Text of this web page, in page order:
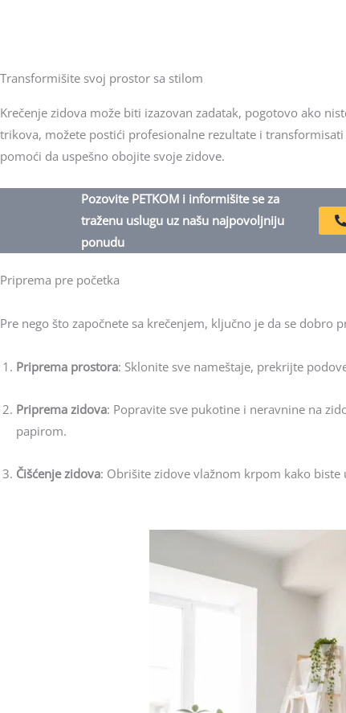
Transformišite svoj prostor sa stilom
Krečenje zidova može biti izazovan zadatak, pogotovo ako
trikova, možete postići profesionalne rezultate i
pomoći da uspešno obojite svoje zidove.
Pozovite PETKOM i informišite se za
traženu uslugu uz našu najpovoljniju
ponudu
Priprema pre početka
Pre nego što započnete sa krečenjem, ključno je da se dobro
Priprema prostora: Sklonite sve nameštaje, prekrijte
Priprema zidova: Popravite sve pukotine i neravnine na
papirom.
Čišćenje zidova: Obrišite zidove vlažnom krpom kako